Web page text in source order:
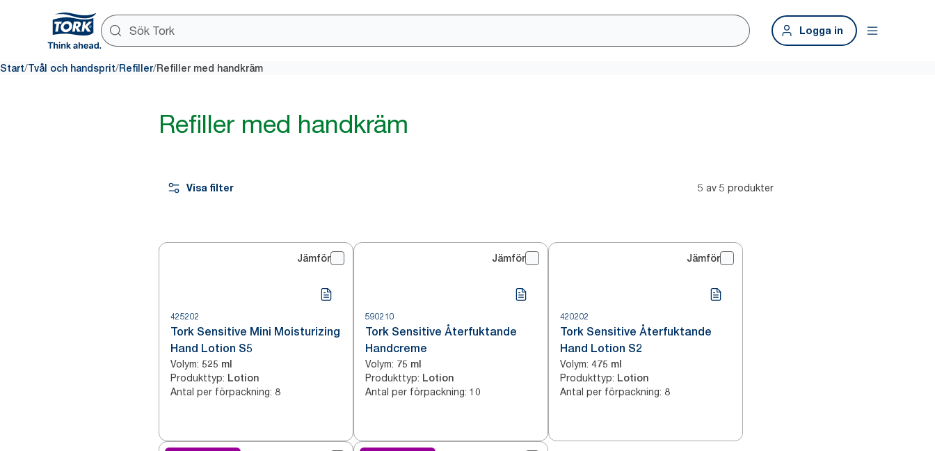
Logga in
Start/Tvål och handsprit/Refiller/Refiller med handkräm
Refiller med handkräm
Visa filter 5 av 5 produkter
Jämför
425202
Tork Sensitive Mini Moisturizing
Hand Lotion S5
Volym: 525 ml
Produkttyp: Lotion
Antal per förpackning: 8
Jämför
590210
Tork Sensitive Återfuktande
Handcreme
Volym: 75 ml
Produkttyp: Lotion
Antal per förpackning: 10
Jämför
420202
Tork Sensitive Återfuktande
Hand Lotion S2
Volym: 475 ml
Produkttyp: Lotion
Antal per förpackning: 8